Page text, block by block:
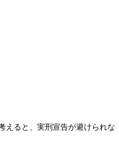
えると、実刑宣告が避けられな